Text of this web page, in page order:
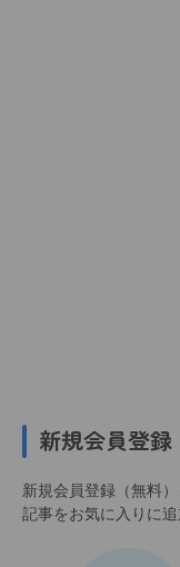
新規会員登録
新規会員登録（無料
記事をお気に入りに